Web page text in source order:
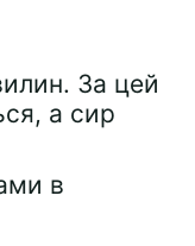
За цей
а сир